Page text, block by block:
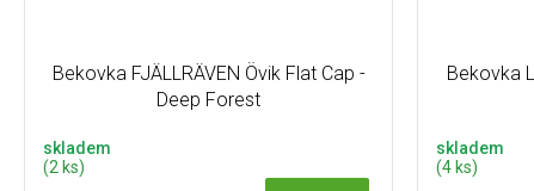
Bekovka FJÄLLRÄVEN Övik Flat Cap -
Deep Forest
skladem
(2 ks)
Bekovka
skladem
(4 ks)